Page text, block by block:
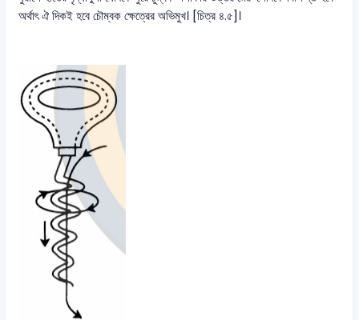
অর্থাৎ ঐ দিকই হবে চৌম্বক ক্ষেত্রের অভিমুখ। [চিত্র ৪.৫]।